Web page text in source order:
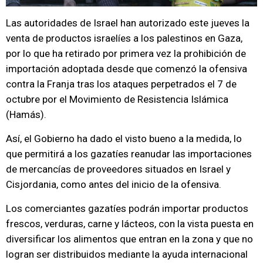
Las autoridades de Israel han autorizado este jueves la
venta de productos israelíes a los palestinos en Gaza,
por lo que ha retirado por primera vez la prohibición de
importación adoptada desde que comenzó la ofensiva
contra la Franja tras los ataques perpetrados el 7 de
octubre por el Movimiento de Resistencia Islámica
(Hamás).
Así, el Gobierno ha dado el visto bueno a la medida, lo
que permitirá a los gazatíes reanudar las importaciones
de mercancías de proveedores situados en Israel y
Cisjordania, como antes del inicio de la ofensiva.
Los comerciantes gazatíes podrán importar productos
frescos, verduras, carne y lácteos, con la vista puesta en
diversificar los alimentos que entran en la zona y que no
logran ser distribuidos mediante la ayuda internacional